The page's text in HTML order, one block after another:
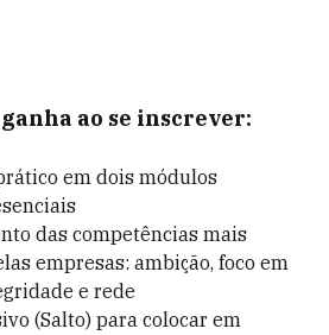
ao se inscrever:
em dois módulos
das competências mais
empresas: ambição, foco em
e rede
(Salto) para colocar em